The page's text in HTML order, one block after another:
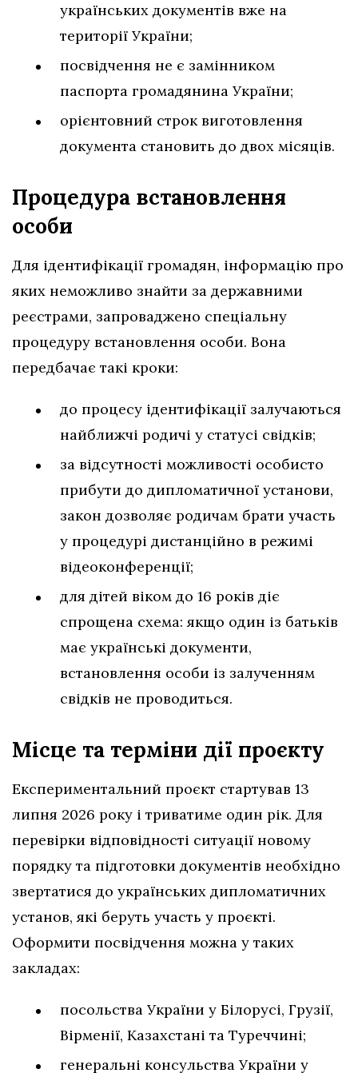
українських документів вже на
території України;
посвідчення не є замінником
паспорта громадянина України;
орієнтовний строк виготовлення
документа становить до двох місяців.
Процедура встановлення
особи
Для ідентифікації громадян, інформацію про
яких неможливо знайти за державними
реєстрами, запроваджено спеціальну
процедуру встановлення особи. Вона
передбачає такі кроки:
до процесу ідентифікації залучаються
найближчі родичі у статусі свідків;
за відсутності можливості особисто
прибути до дипломатичної установи,
закон дозволяє родичам брати участь
у процедурі дистанційно в режимі
відеоконференції;
для дітей віком до 16 років діє
спрощена схема: якщо один із батьків
має українські документи,
встановлення особи із залученням
свідків не проводиться.
Місце та терміни дії проєкту
Експериментальний проєкт стартував 13
липня 2026 року і триватиме один рік. Для
перевірки відповідності ситуації новому
порядку та підготовки документів необхідно
звертатися до українських дипломатичних
установ, які беруть участь у проєкті.
Оформити посвідчення можна у таких
закладах:
посольства України у Білорусі, Грузії,
Вірменії, Казахстані та Туреччині;
генеральні консульства України у